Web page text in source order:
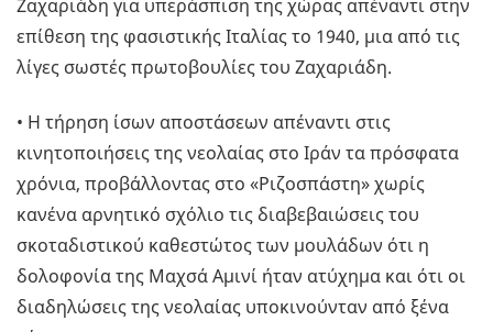
Ζαχαριάδη για υπεράσπιση της χώρας απέναντι στην
επίθεση της φασιστικής Ιταλίας το 1940, μια από τις
λίγες σωστές πρωτοβουλίες του Ζαχαριάδη.
• Η τήρηση ίσων αποστάσεων απέναντι στις
κινητοποιήσεις της νεολαίας στο Ιράν τα πρόσφατα
χρόνια, προβάλλοντας στο «Ριζοσπάστη» χωρίς
κανένα αρνητικό σχόλιο τις διαβεβαιώσεις του
σκοταδιστικού καθεστώτος των μουλάδων ότι η
δολοφονία της Μαχσά Αμινί ήταν ατύχημα και ότι οι
διαδηλώσεις της νεολαίας υποκινούνταν από ξένα